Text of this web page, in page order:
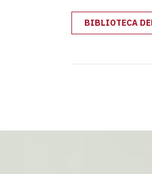
BIBLIOTECA